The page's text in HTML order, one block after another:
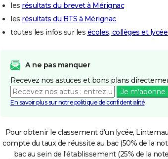
les résultats du brevet à Mérignac
les résultats du BTS à Mérignac
toutes les infos sur les écoles, collèges et
A ne pas manquer
Recevez nos astuces et bons plans
Je m'abonne
En savoir plus sur notre politique de confidentialité
Pour obtenir le classement d'un lycée,
compte du taux de réussite au bac (50% de la
bac au sein de l'établissement (25% de la